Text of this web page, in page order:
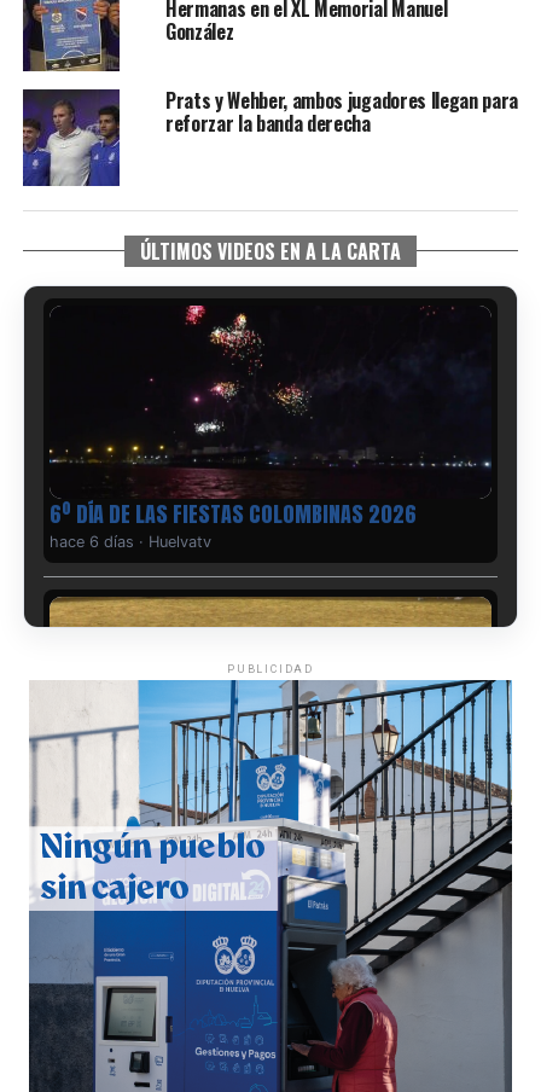
Hermanas en el XL Memorial Manuel
González
Prats y Wehber, ambos jugadores llegan para
reforzar la banda derecha
ÚLTIMOS VIDEOS EN A LA CARTA
6º DÍA DE LAS FIESTAS COLOMBINAS 2026
hace 6 días · Huelvatv
QUINTA CORRIDA DE LAS FIESTAS COLOMBINAS
2026
hace 7 días·Huelvatv
PUBLICIDAD